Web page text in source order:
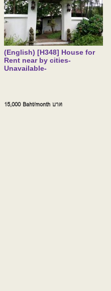
(English) [H348] House for
Rent near by cities-
Unavailable-
15,000 Baht/month บาท